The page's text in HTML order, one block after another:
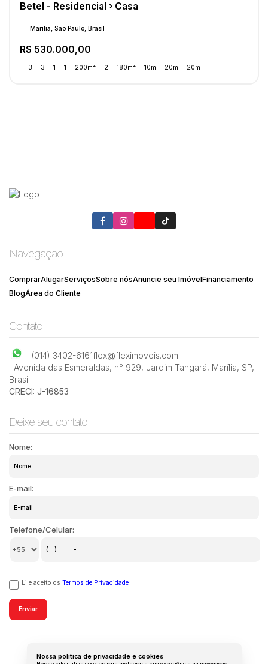
Nossa política de privacidade e cookies
Betel - Residencial › Casa
R$ 530.000,00
Marília, São Paulo, Brasil
3 3 1 1 200m² 2 180m² 10m 20m 20m
Navegação
ComprarAlugarServiçosSobre nósAnuncie seu ImóvelFinanciamento
BlogÁrea do Cliente
Contato
(014) 3402-6161flex@fleximoveis.com
Avenida das Esmeraldas, n° 929, Jardim Tangará, Marília, SP,
Brasil
CRECI: J-16853
Deixe seu contato
Nome:
E-mail:
Telefone/Celular:
Li e aceito os Termos de Privacidade